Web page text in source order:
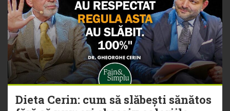
Dieta Cerin: cum să slăbești sănătos